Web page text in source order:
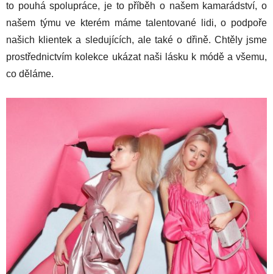
to pouhá spolupráce, je to příběh o našem kamarádství, o
našem týmu ve kterém máme talentované lidi, o podpoře
našich klientek a sledujících, ale také o dřině. Chtěly jsme
prostřednictvím kolekce ukázat naši lásku k módě a všemu,
co děláme.